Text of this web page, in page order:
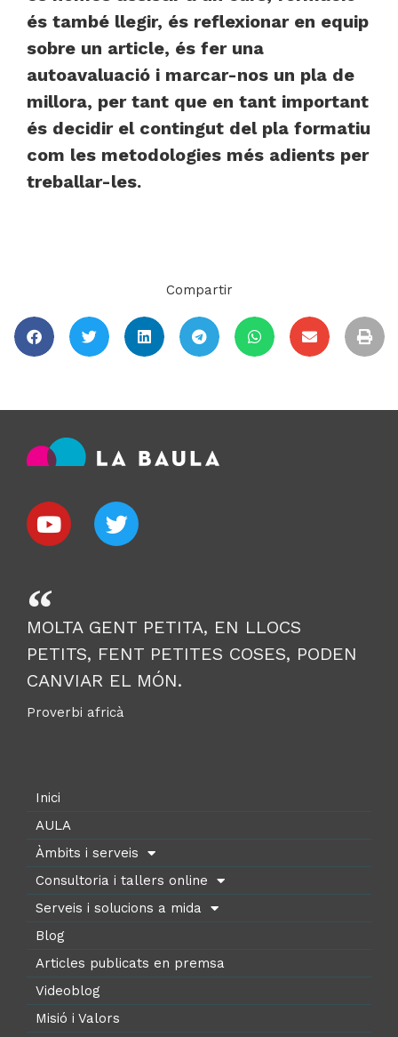
és també llegir, és reflexionar en equip
sobre un article, és fer una
autoavaluació i marcar-nos un pla de
millora, per tant que en tant important
és decidir el contingut del pla formatiu
com les metodologies més adients per
treballar-les.
Compartir
MOLTA GENT PETITA, EN LLOCS
PETITS, FENT PETITES COSES, PODEN
CANVIAR EL MÓN.
Proverbi africà
Inici
AULA
Àmbits i serveis
Consultoria i tallers online
Serveis i solucions a mida
Blog
Articles publicats en premsa
Videoblog
Misió i Valors